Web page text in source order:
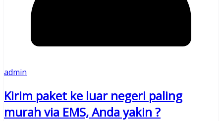
admin
Kirim paket ke luar negeri paling
murah via EMS, Anda yakin ?